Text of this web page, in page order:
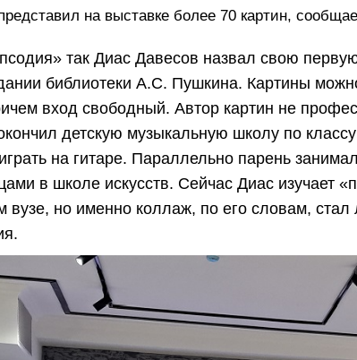
на выставке более 70 картин,
так Диас Давесов назвал свою
библиотеки А.С. Пушкина. Картины
вход свободный. Автор картин не
детскую музыкальную школу по
на гитаре. Параллельно парень
в школе искусств. Сейчас Диас изучает
вузе, но именно коллаж, по его словам,